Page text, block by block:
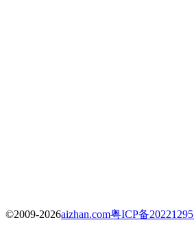
©2009-2026aizhan.com粤ICP备